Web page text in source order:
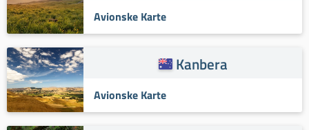
Avionske Karte
Kanbera
Avionske Karte